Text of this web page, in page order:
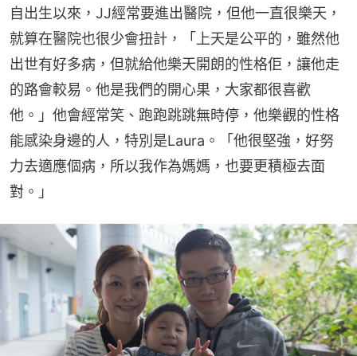
自出生以來，JJ經常要進出醫院，但他一直很樂天，
就算在醫院也很少會扭計，「上天是公平的，雖然他
出世有好多病，但就給他樂天開朗的性格佢，讓他走
的路會較易。他是我們的開心果，大家都很喜歡
他。」他會經常笑、跑跑跳跳無時停，他樂觀的性格
能感染身邊的人，特別是Laura。「他很堅強，好努
力去適應個病，所以我作為媽媽，也要更積極去面
對。」